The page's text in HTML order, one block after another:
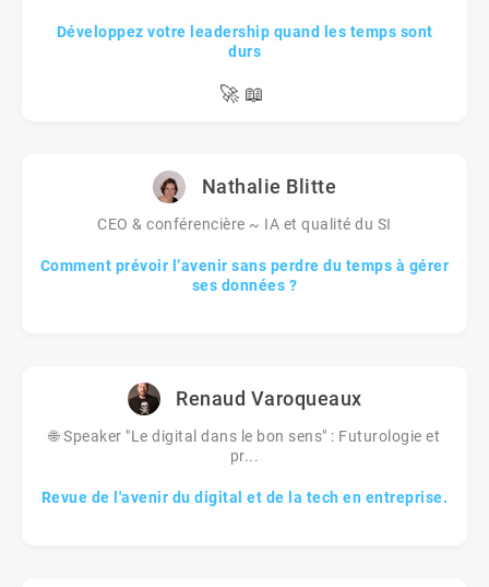
Développez votre leadership quand les temps sont
durs
🚀 📖
Nathalie Blitte
CEO & conférencière ~ IA et qualité du SI
Comment prévoir l’avenir sans perdre du temps à gérer
ses données ?
Renaud Varoqueaux
🌐 Speaker "Le digital dans le bon sens" : Futurologie et
pr...
Revue de l'avenir du digital et de la tech en entreprise.